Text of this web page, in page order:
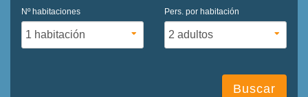
Nº habitaciones Pers. por habitación
Buscar